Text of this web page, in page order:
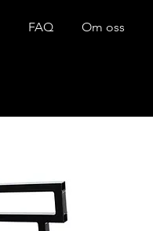
FAQ Om oss